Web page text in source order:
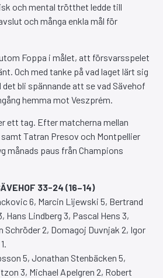
och mental trötthet ledde till
och många enkla mål för
Foppa i målet, att försvarsspelet
Och med tanke på vad laget lärt sig
bli spännande att se vad Sävehof
hemma mot Veszprém.
ett tag. Efter matcherna mellan
Tatran Presov och Montpellier
månads paus från Champions
33-24 (16–14)
6, Marcin Lijewski 5, Bertrand
Hans Lindberg 3, Pascal Hens 3,
Schröder 2, Domagoj Duvnjak 2, Igor
5, Jonathan Stenbäcken 5,
3, Michael Apelgren 2, Robert